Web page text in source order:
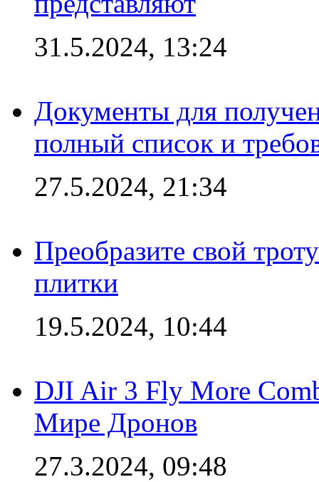
31.5.2024, 13:24
Документы для
полный список и
27.5.2024, 21:34
Преобразите свой
плитки
19.5.2024, 10:44
DJI Air 3 Fly More
Мире Дронов
27.3.2024, 09:48